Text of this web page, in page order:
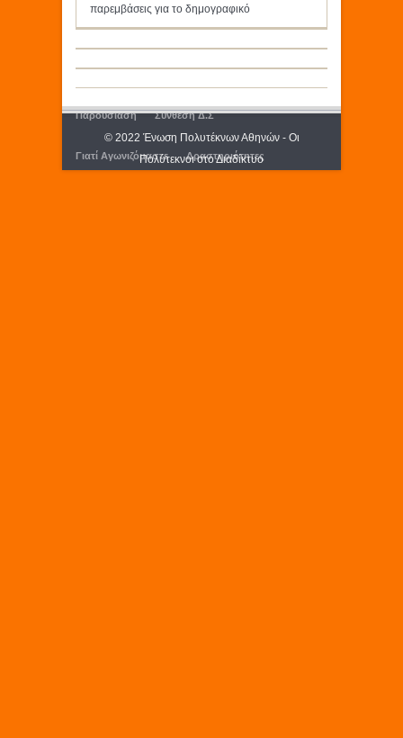
παρεμβάσεις για το δημογραφικό
Παρουσίαση Σύνθεση Δ.Σ
Γιατί Αγωνιζόμαστε Δραστηριότητες
© 2022 Ένωση Πολυτέκνων Αθηνών - Οι
Πολύτεκνοι στο Διαδίκτυο